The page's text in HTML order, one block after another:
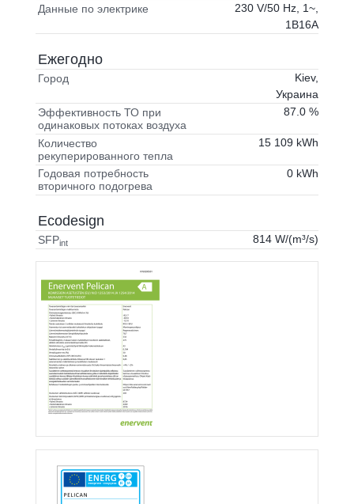
Данные по электрике
230 V/50 Hz, 1~,
1B16A
Ежегодно
Город
Kiev,
Украина
Эффективность ТО при
одинаковых потоках воздуха
87.0 %
Количество
рекуперированного тепла
15 109 kWh
Годовая потребность
вторичного подогрева
0 kWh
Ecodesign
SFPint 814 W/(m³/s)